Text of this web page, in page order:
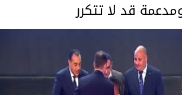
قد لا تتكرر